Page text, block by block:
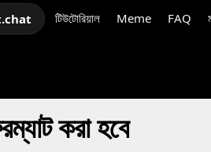
টিউটোরিয়াল Meme FAQ
করা হবে